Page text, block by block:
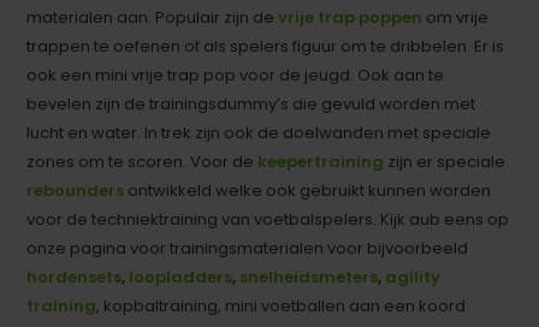
materialen aan. Populair zijn devrije trap poppen om vrije
trappen te oefenen of als spelers figuur om te dribbelen. Er is
ook een mini vrije trap pop voor de jeugd. Ook aan te
bevelen zijn de trainingsdummy’s die gevuld worden met
lucht en water. In trek zijn ook de doelwanden met speciale
zones om te scoren. Voor de keepertraining zijn er speciale
rebounders ontwikkeld welke ook gebruikt kunnen worden
voor de techniektraining van voetbalspelers. Kijk aub eens op
onze pagina voor trainingsmaterialen voor bijvoorbeeld
hordensets, loopladders, snelheidsmeters, agility
training, kopbaltraining, mini voetballen aan een koord